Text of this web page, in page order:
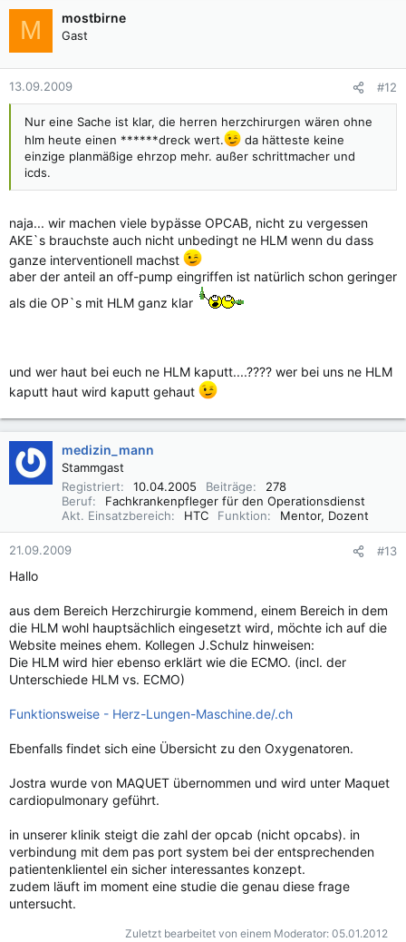
M mostbirne
Gast
13.09.2009 #12
Nur eine Sache ist klar, die herren herzchirurgen wären ohne
hlm heute einen ******dreck wert.
da hätteste keine
einzige planmäßige ehrzop mehr. außer schrittmacher und
icds.
naja... wir machen viele bypässe OPCAB, nicht zu vergessen
AKE`s brauchste auch nicht unbedingt ne HLM wenn du dass
ganze interventionell machst
aber der anteil an off-pump eingriffen ist natürlich schon geringer
als die OP`s mit HLM ganz klar
und wer haut bei euch ne HLM kaputt....???? wer bei uns ne HLM
kaputt haut wird kaputt gehaut
medizin_mann
Stammgast
Registriert
10.04.2005 Beiträge
278
Beruf
Fachkrankenpfleger für den Operationsdienst
Akt. Einsatzbereich
HTC Funktion Mentor, Dozent
21.09.2009 #13
Hallo
aus dem Bereich Herzchirurgie kommend, einem Bereich in dem
die HLM wohl hauptsächlich eingesetzt wird, möchte ich auf die
Website meines ehem. Kollegen J.Schulz hinweisen:
Die HLM wird hier ebenso erklärt wie die ECMO. (incl. der
Unterschiede HLM vs. ECMO)
Funktionsweise - Herz-Lungen-Maschine.de/.ch
Ebenfalls findet sich eine Übersicht zu den Oxygenatoren.
Jostra wurde von MAQUET übernommen und wird unter Maquet
cardiopulmonary geführt.
in unserer klinik steigt die zahl der opcab (nicht opcabs). in
verbindung mit dem pas port system bei der entsprechenden
patientenklientel ein sicher interessantes konzept.
zudem läuft im moment eine studie die genau diese frage
untersucht.
Zuletzt bearbeitet von einem Moderator: 05.01.2012